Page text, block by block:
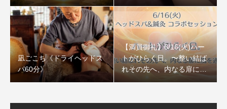
「聖域の再構築」
凪ごこち《ドライヘッドス
パ60分》
【満員御礼】6/16(火)ハー
トがひらく日。〜整い結ば
れその先へ、内なる扉に風
を通すセッション〜